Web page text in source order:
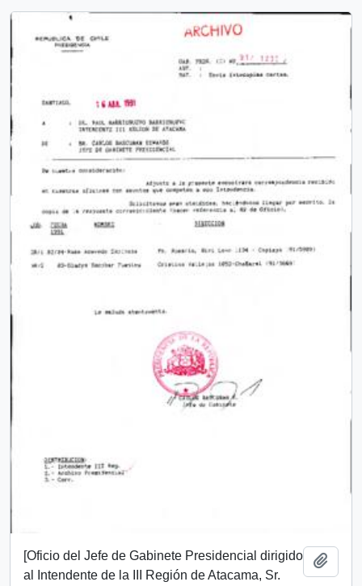
[Oficio del Jefe de Gabinete Presidencial dirigido
al Intendente de la III Región de Atacama, Sr.